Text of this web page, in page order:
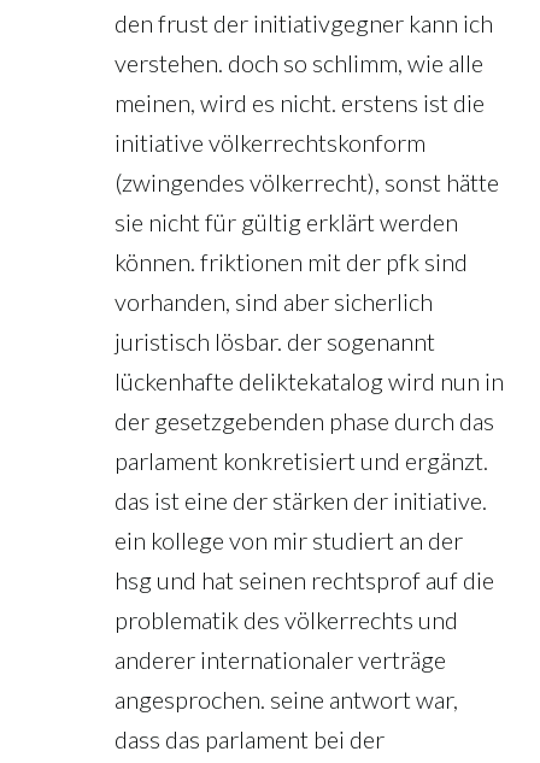
den frust der initiativgegner kann ich
verstehen. doch so schlimm, wie alle
meinen, wird es nicht. erstens ist die
initiative völkerrechtskonform
(zwingendes völkerrecht), sonst hätte
sie nicht für gültig erklärt werden
können. friktionen mit der pfk sind
vorhanden, sind aber sicherlich
juristisch lösbar. der sogenannt
lückenhafte deliktekatalog wird nun in
der gesetzgebenden phase durch das
parlament konkretisiert und ergänzt.
das ist eine der stärken der initiative.
ein kollege von mir studiert an der
hsg und hat seinen rechtsprof auf die
problematik des völkerrechts und
anderer internationaler verträge
angesprochen. seine antwort war,
dass das parlament bei der